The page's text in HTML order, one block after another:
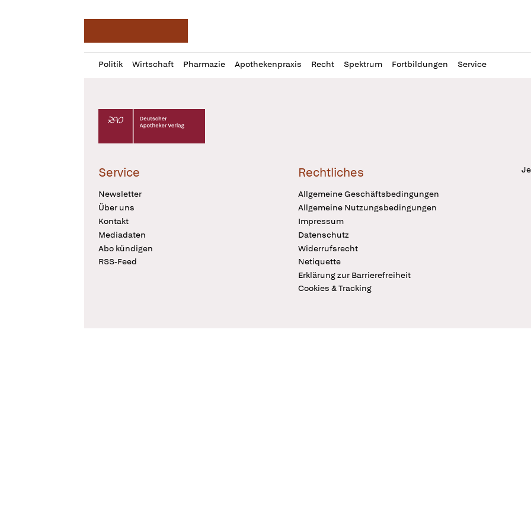
Politik Wirtschaft Pharmazie Apothekenpraxis Recht Spektrum Fortbildungen Service
Profil
öffnen
Daz
Pur
Deutscher Apotheker Verlag Logo
Service
Newsletter
Über uns
Kontakt
Mediadaten
Abo kündigen
RSS-Feed
Rechtliches
Allgemeine Geschäftsbedingungen
Allgemeine Nutzungsbedingungen
Impressum
Datenschutz
Widerrufsrecht
Netiquette
Erklärung zur Barrierefreiheit
Cookies & Tracking